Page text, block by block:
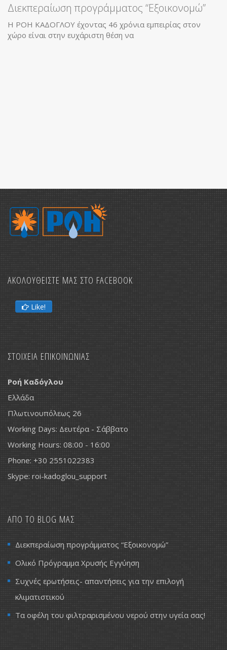
Διεκπεραίωση προγράμματος “Εξοικονομώ”
Η ΡΟΗ ΚΑΔΟΓΛΟΥ έχοντας 46 χρόνια εμπειρίας στον
χώρο είναι στην ευχάριστη θέση να
ΑΚΟΛΟΥΘΕΙΣΤΕ ΜΑΣ ΣΤΟ FACEBOOK
Like!
ΣΤΟΙΧΕΙΑ ΕΠΙΚΟΙΝΩΝΙΑΣ
Ροή Καδόγλου
Ελλάδα
Πλωτινουπόλεως 26
Working Days: Δευτέρα - Σάββατο
Working Hours: 08:00 - 16:00
Phone: +30 2551022383
Skype: roi-kadoglou_support
ΑΠΟ ΤΟ BLOG ΜΑΣ
Διεκπεραίωση προγράμματος “Εξοικονομώ”
Ολικό Πρόγραμμα Χρυσής Εγγύηση
Συχνές ερωτήσεις- απαντήσεις για την επιλογή
κλιματιστικού
Τα οφέλη του φιλτραρισμένου νερού στην υγεία σας!